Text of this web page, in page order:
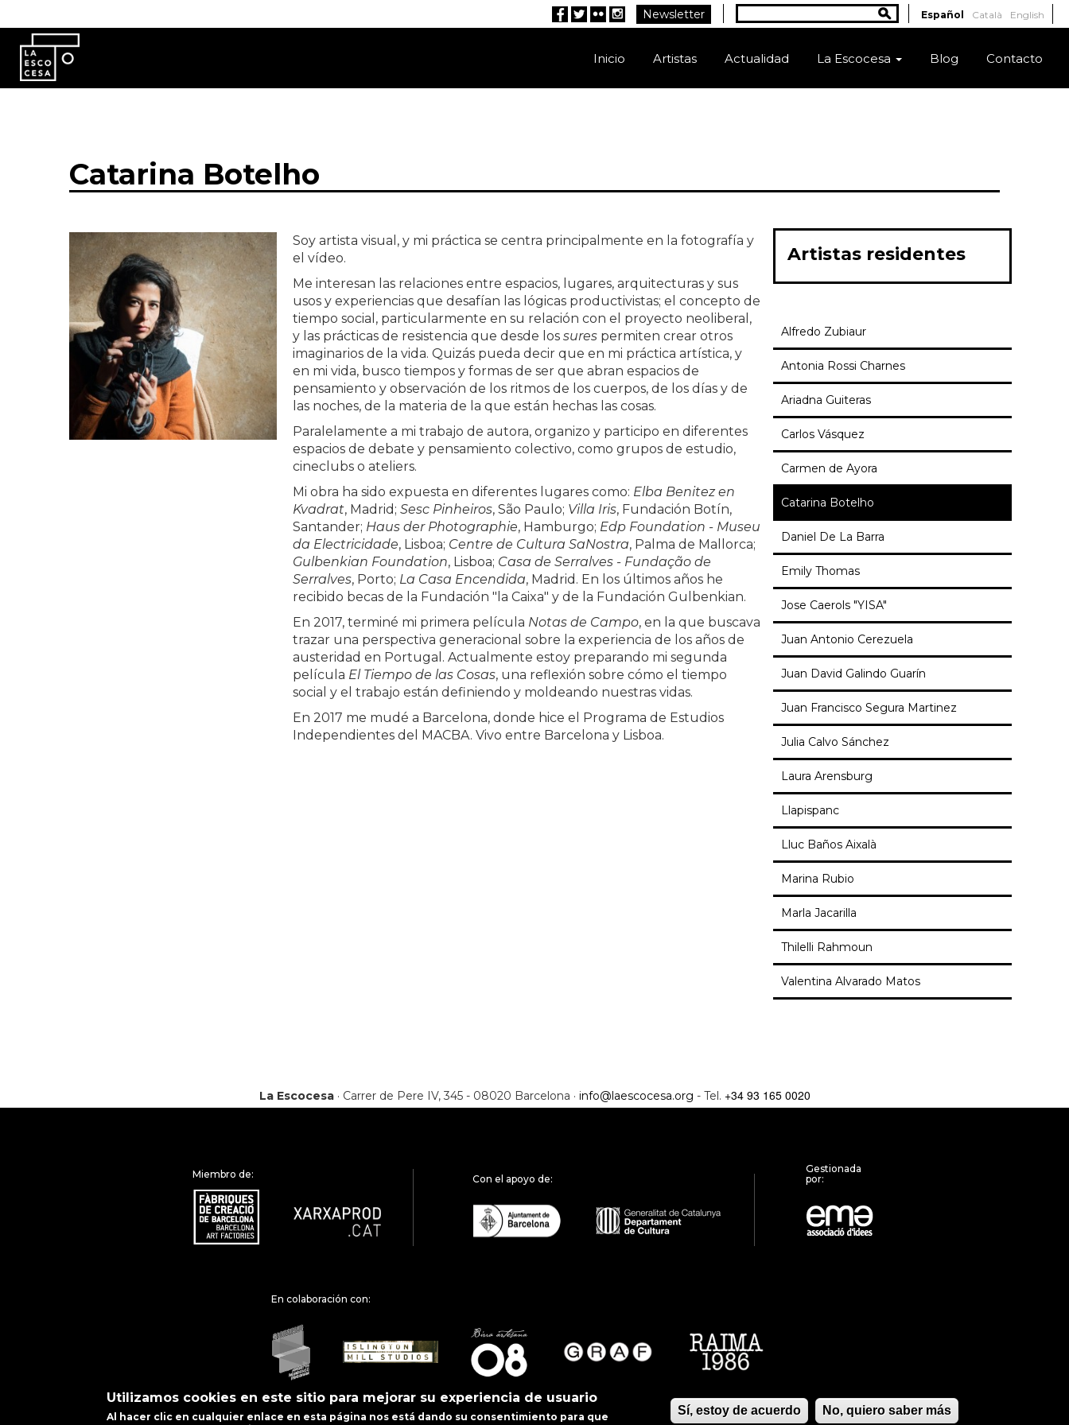
Español Català English
Formulario de búsqueda
Newsletter
Facebook
Twitter
FlickrInstagram
Inicio Artistas Actualidad La Escocesa Blog Contacto
Catarina Botelho
Soy artista visual, y mi práctica se centra principalmente en la fotografía y
el vídeo.
Me interesan las relaciones entre espacios, lugares, arquitecturas y sus
usos y experiencias que desafían las lógicas productivistas; el concepto de
tiempo social, particularmente en su relación con el proyecto neoliberal,
y las prácticas de resistencia que desde los sures permiten crear otros
imaginarios de la vida. Quizás pueda decir que en mi práctica artística, y
en mi vida, busco tiempos y formas de ser que abran espacios de
pensamiento y observación de los ritmos de los cuerpos, de los días y de
las noches, de la materia de la que están hechas las cosas.
Paralelamente a mi trabajo de autora, organizo y participo en diferentes
espacios de debate y pensamiento colectivo, como grupos de estudio,
cineclubs o ateliers.
Mi obra ha sido expuesta en diferentes lugares como: Elba Benitez en
Kvadrat, Madrid; Sesc Pinheiros, São Paulo; Villa Iris, Fundación Botín,
Santander; Haus der Photographie, Hamburgo; Edp Foundation - Museu
da Electricidade, Lisboa; Centre de Cultura SaNostra, Palma de Mallorca;
Gulbenkian Foundation, Lisboa; Casa de Serralves - Fundação de
Serralves, Porto; La Casa Encendida, Madrid. En los últimos años he
recibido becas de la Fundación "la Caixa" y de la Fundación Gulbenkian.
En 2017, terminé mi primera película Notas de Campo, en la que buscava
trazar una perspectiva generacional sobre la experiencia de los años de
austeridad en Portugal. Actualmente estoy preparando mi segunda
película El Tiempo de las Cosas, una reflexión sobre cómo el tiempo
social y el trabajo están definiendo y moldeando nuestras vidas.
En 2017 me mudé a Barcelona, donde hice el Programa de Estudios
Independientes del MACBA. Vivo entre Barcelona y Lisboa.
Artistas residentes
Alfredo Zubiaur
Antonia Rossi Charnes
Ariadna Guiteras
Carlos Vásquez
Carmen de Ayora
Catarina Botelho
Daniel De La Barra
Emily Thomas
Jose Caerols "YISA"
Juan Antonio Cerezuela
Juan David Galindo Guarín
Juan Francisco Segura Martinez
Julia Calvo Sánchez
Laura Arensburg
Llapispanc
Lluc Baños Aixalà
Marina Rubio
Marla Jacarilla
Thilelli Rahmoun
Valentina Alvarado Matos
La Escocesa· Carrer de Pere IV, 345 - 08020 Barcelona · info@laescocesa.org - Tel. +34 93 165 0020
Miembro de: Con el apoyo de:
Gestionada
por:
En colaboración con:
Utilizamos cookies en este sitio para mejorar su experiencia de usuario
Al hacer clic en cualquier enlace en esta página nos está dando su consentimiento para que
Sí, estoy de acuerdo No, quiero saber más